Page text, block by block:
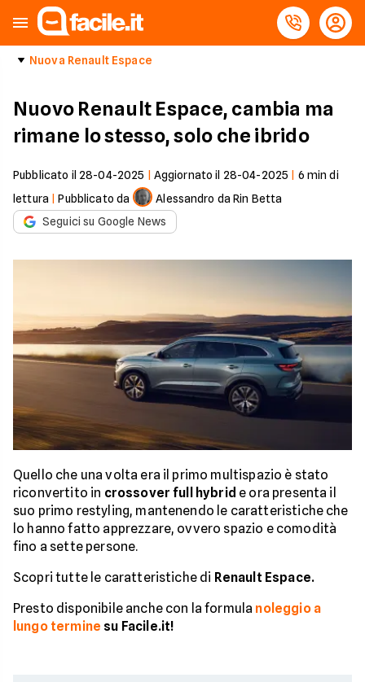
Nuova Renault Espace
Nuovo Renault Espace, cambia ma
rimane lo stesso, solo che ibrido
Pubblicato il 28-04-2025 Aggiornato il 28-04-2025 6 min di
lettura |Pubblicato da
Alessandro da Rin Betta
Seguici su Google News
Quello che una volta era il primo multispazio è stato
riconvertito in crossover full hybrid e ora presenta il
suo primo restyling, mantenendo le caratteristiche che
lo hanno fatto apprezzare, ovvero spazio e comodità
fino a sette persone.
Scopri tutte le caratteristiche di Renault Espace.
Presto disponibile anche con la formula noleggio a
lungo termine su Facile.it!